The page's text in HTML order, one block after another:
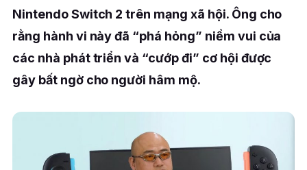
Nintendo Switch 2 trên mạng xã hội. Ông cho
rằng hành vi này đã “phá hỏng” niềm vui của
các nhà phát triển và “cướp đi” cơ hội được
gây bất ngờ cho người hâm mộ.